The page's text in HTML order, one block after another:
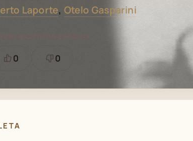
Laporte, Otelo Gasparini
Está
0
Necesita
0